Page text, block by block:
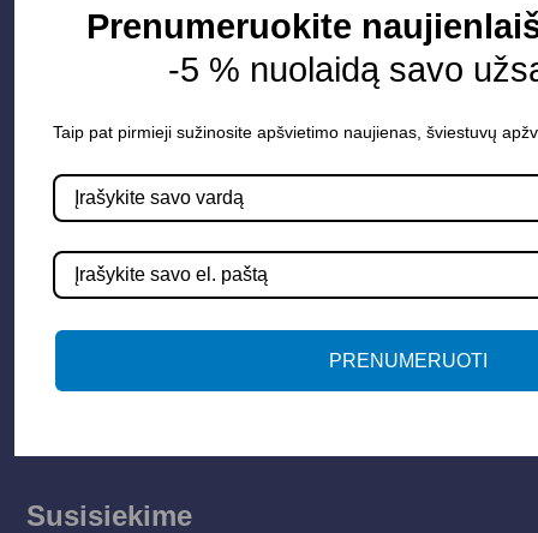
Apšvietimo sistemos
Elektros instaliacija
LED juostos
Vidaus apšvietimas
Informacija
Apšvietimo mokymų įrašas
Susisiekime
Prenumeruokite
-5 % nuolaidą savo
Taip pat pirmieji sužinosite apšvietimo naujienas, šviestuvų
PRENUMERUOTI